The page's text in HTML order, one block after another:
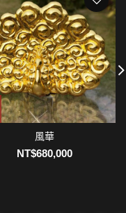
風華
NT$680,000